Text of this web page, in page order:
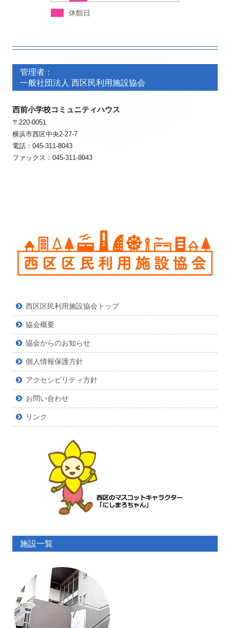
休館日
ッ
タ
ー・
コ
ン
テ
ッ
タ
ー・
コ
ン
管理者：
一般社団法人 西区民利用施設協会
西前小学校コミュニティハウス
〒220-0051
横浜市西区中央2-27-7
電話：045-311-8043
ファックス：045-311-8043
西区区民利用施設協会トップ
協会概要
協会からのお知らせ
個人情報保護方針
アクセシビリティ方針
お問い合わせ
リンク
施設一覧